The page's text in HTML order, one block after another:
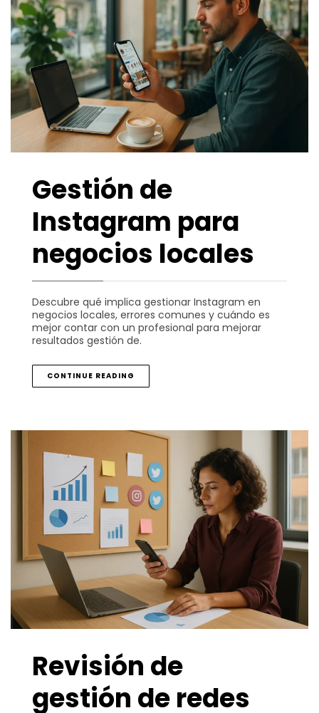
Gestión de
Instagram para
negocios locales
Descubre qué implica gestionar Instagram en
negocios locales, errores comunes y cuándo es
mejor contar con un profesional para mejorar
resultados gestión de.
CONTINUE READING
Revisión de
gestión de redes